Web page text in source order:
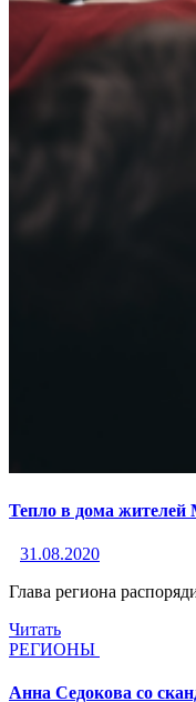
Тепло в дома жителей
31.08.2020
Глава региона
Читать
РЕГИОНЫ
Анна Седокова со